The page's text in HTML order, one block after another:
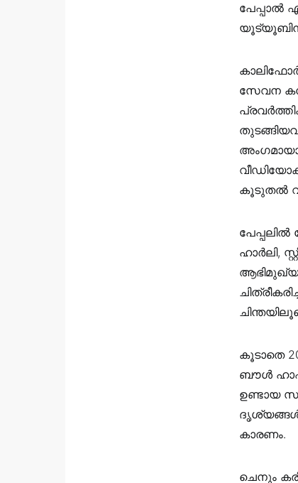
പേപ്പാൽ
സേവന
കൂടുതൽ
ഹാർലി,
കൂടാതെ
ബൗൾ
ഉണ്ടായ
കാരണം.
ചെനും